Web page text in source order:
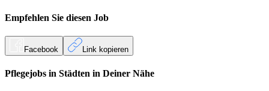
Empfehlen Sie diesen Job
Facebook Link kopieren
Pflegejobs in Städten in Deiner Nähe